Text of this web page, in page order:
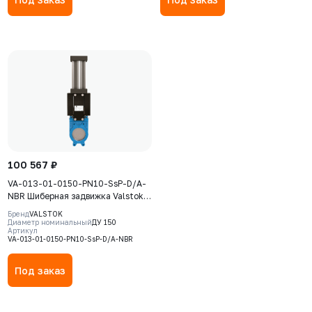
100 567 ₽
VA-013-01-0150-PN10-SsP-D/A-
NBR Шиберная задвижка Valstok,
серия VА, DN 0150, PN=10 Бар,
пневмопривод двойного действия,
корпус GJS-400-15 (GGG40), нож
AISI304, седловое уплотнение
NBR
БрендVALSTOK
Диаметр номинальныйДУ 150
Артикул
VA-013-01-0150-PN10-SsP-D/A-NBR
Под заказ